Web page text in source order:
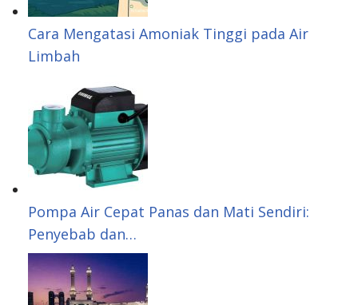
Cara Mengatasi Amoniak Tinggi pada Air
Limbah
Pompa Air Cepat Panas dan Mati Sendiri:
Penyebab dan…